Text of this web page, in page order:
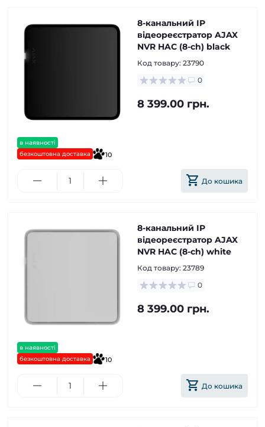
в наявності
безкоштовна доставка
10
8-канальний IP
відеореєстратор AJAX
NVR HAC (8-ch) black
Код товару: 23790
0
8 399.00 грн.
До кошика
в наявності
безкоштовна доставка
10
8-канальний IP
відеореєстратор AJAX
NVR HAC (8-ch) white
Код товару: 23789
0
8 399.00 грн.
До кошика